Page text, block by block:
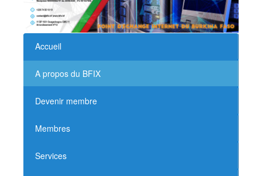
Accueil
A propos du BFIX
Devenir membre
Membres
Services